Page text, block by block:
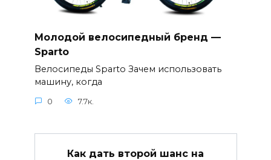
Молодой велосипедный бренд —
Sparto
Велосипеды Sparto Зачем использовать
машину, когда
0 7.7к.
Как дать второй шанс на